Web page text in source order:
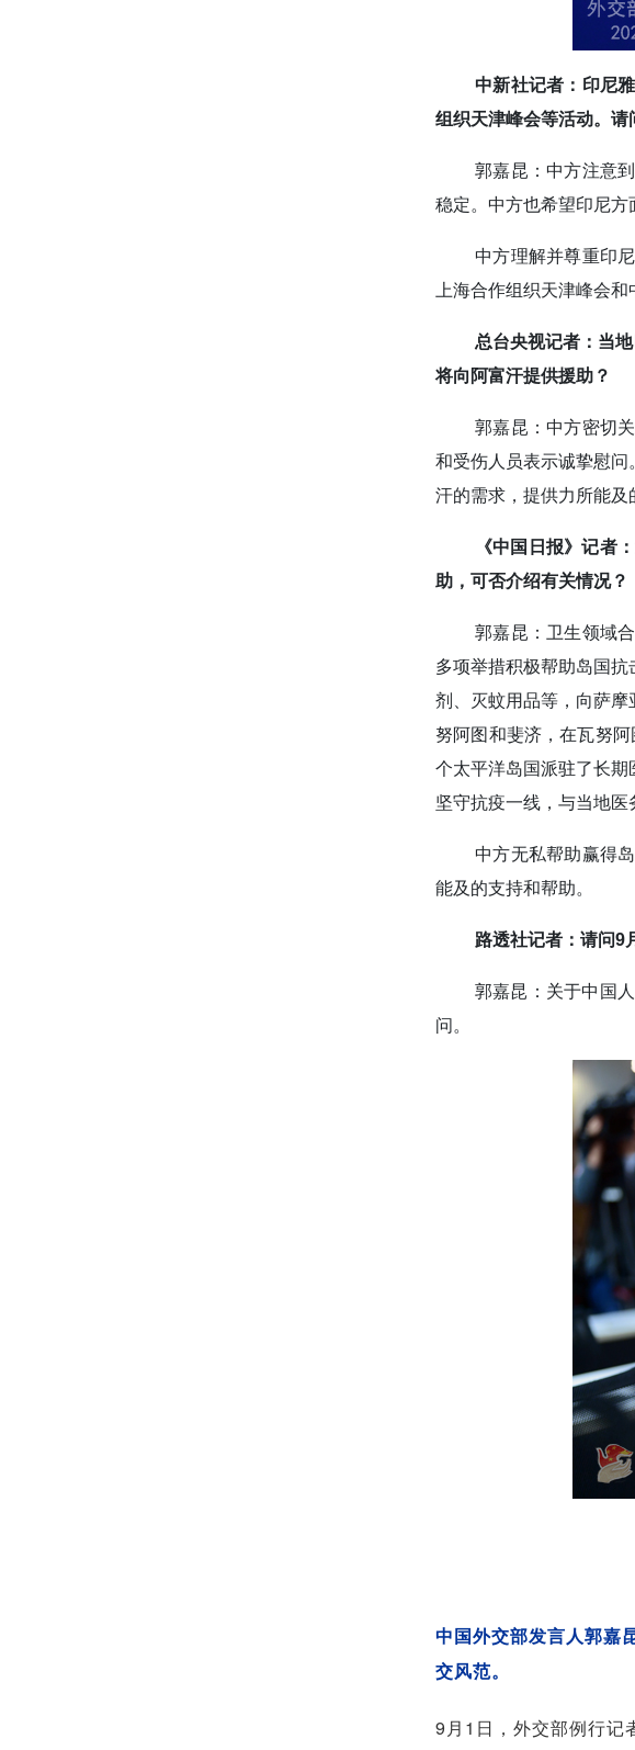
中新社记者：印尼
组织天津峰会等活动。请
郭嘉昆：中方注意
稳定。中方也希望印尼方
中方理解并尊重印
上海合作组织天津峰会
总台央视记者：当
将向阿富汗提供援助？
郭嘉昆：中方密切
和受伤人员表示诚挚慰
汗的需求，提供力所能及
《中国日报》记者
助，可否介绍有关情况？
郭嘉昆：卫生领域
多项举措积极帮助岛国
剂、灭蚊用品等，向萨
努阿图和斐济，在瓦努
个太平洋岛国派驻了长
坚守抗疫一线，与当地医
中方无私帮助赢得
能及的支持和帮助。
路透社记者：请问9
郭嘉昆：关于中国
问。
中国外交部发言人郭嘉
交风范。
9月1日，外交部例行记